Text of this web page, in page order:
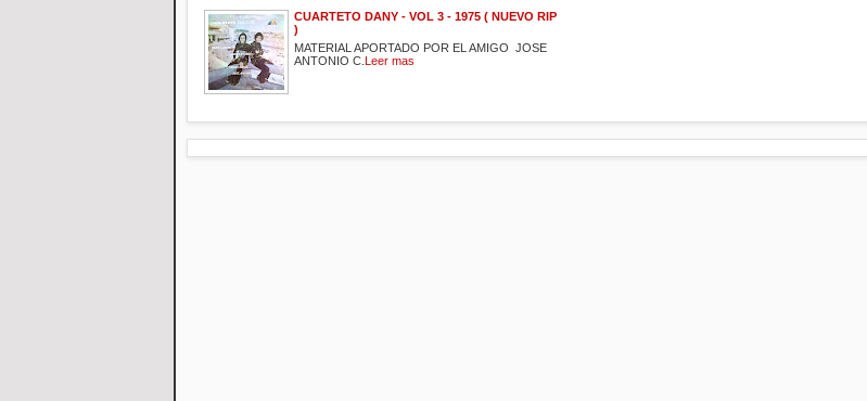
CUARTETO DANY - VOL 3 - 1975 ( NUEVO RIP
)
MATERIAL APORTADO POR EL AMIGO JOSE
ANTONIO C. Leer mas